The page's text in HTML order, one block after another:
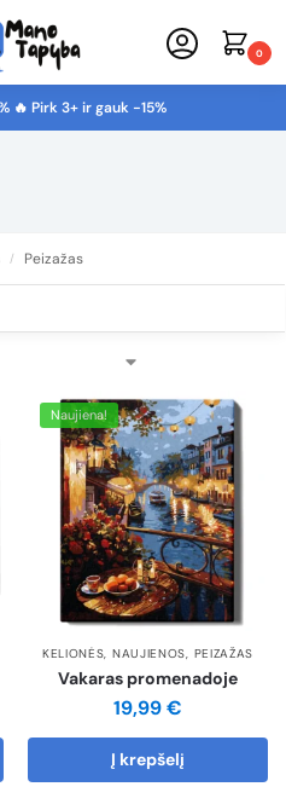
0
🔥 Pirk 3+ ir gauk -15%
/ Peizažas
Naujiena!
KELIONĖS, NAUJIENOS, PEIZAŽAS
Vakaras promenadoje
19,99€
Į krepšelį